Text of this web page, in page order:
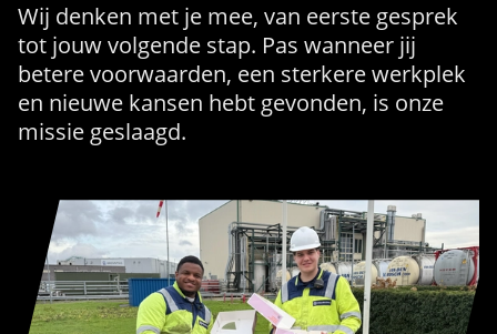
Wij denken met je mee, van eerste gesprek
tot jouw volgende stap. Pas wanneer jij
betere voorwaarden, een sterkere werkplek
en nieuwe kansen hebt gevonden, is onze
missie geslaagd.